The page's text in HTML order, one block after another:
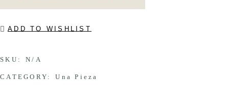
ADD TO WISHLIST
SKU: N/A
CATEGORY: Una Pieza